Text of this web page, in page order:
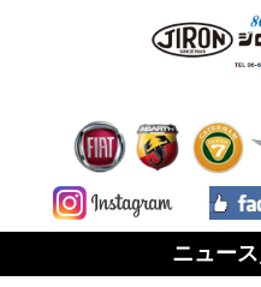
ニュー